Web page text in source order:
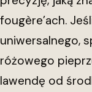
fougère’ach.
uniwersalnego,
różowego
lawendę od